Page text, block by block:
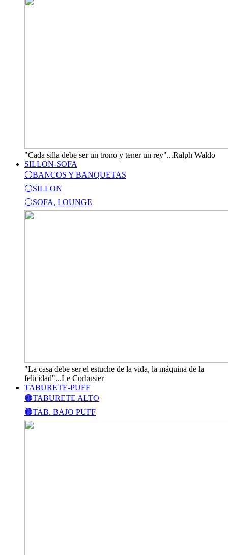
"Cada silla debe ser un trono y tener un rey"...Ralph Waldo
SILLON-SOFA
⚪BANCOS Y BANQUETAS
⚪SILLON
⚪SOFA, LOUNGE
"La casa debe ser el estuche de la vida, la máquina de la
felicidad"...Le Corbusier
TABURETE-PUFF
🟤TABURETE ALTO
🟤TAB. BAJO PUFF